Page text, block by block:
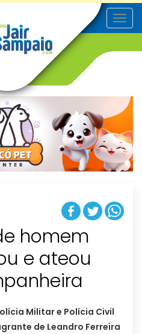
T
o
v
g
t
i
o
n
homem
e ateou
Militar e Polícia Civil
de Leandro Ferreira